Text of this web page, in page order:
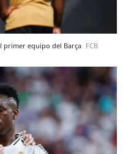
primer equipo del Barça FCB